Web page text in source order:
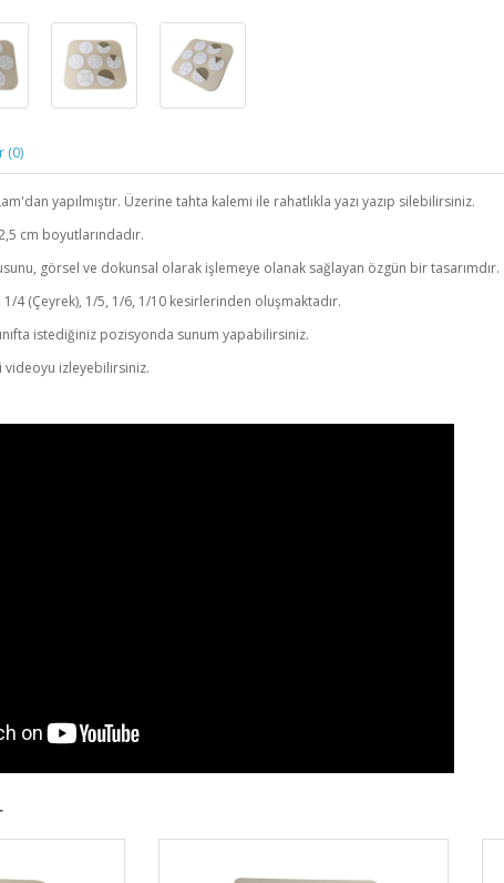
(0)
yapılmıştır. Üzerine tahta kalemi ile rahatlıkla yazı yazıp silebilirsiniz.
cm boyutlarındadır.
görsel ve dokunsal olarak işlemeye olanak sağlayan özgün bir tasarımdır.
1/4 (Çeyrek), 1/5, 1/6, 1/10 kesirlerinden oluşmaktadır.
istediğiniz pozisyonda sunum yapabilirsiniz.
videoyu izleyebilirsiniz.